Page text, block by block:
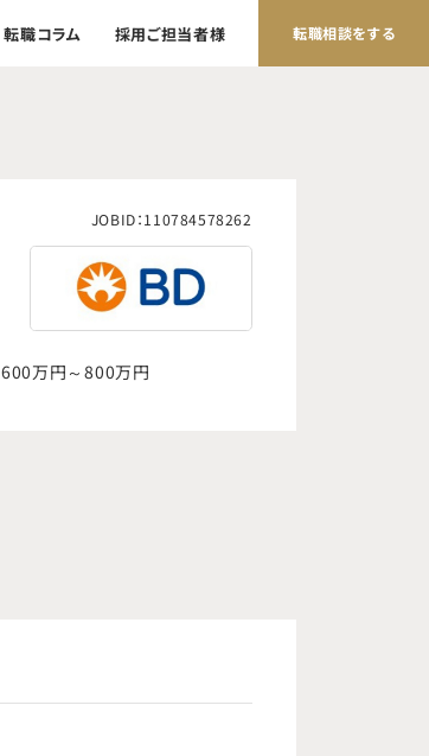
転職コラム 採用ご担当者様 転職相談をする
JOBID：110784578262
600万円～800万円